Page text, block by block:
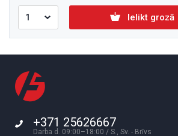
Ielikt grozā
+371 25626667
Darba d. 09:00–18:00 / S., Sv. - Brīvs